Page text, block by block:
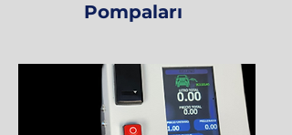
Pompaları